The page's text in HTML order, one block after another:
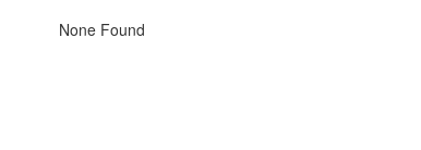
None Found